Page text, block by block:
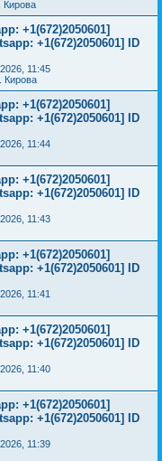
+1(672)2050601]
+1(672)2050601] ID
11:45
+1(672)2050601]
+1(672)2050601] ID
11:44
+1(672)2050601]
+1(672)2050601] ID
11:43
+1(672)2050601]
+1(672)2050601] ID
11:41
+1(672)2050601]
+1(672)2050601] ID
11:40
+1(672)2050601]
+1(672)2050601] ID
11:39